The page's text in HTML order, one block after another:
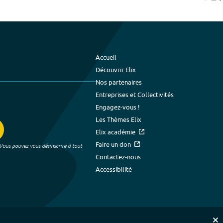
pouvez vous désinscrire à tout
Accueil
Découvrir Elix
Nos partenaires
Entreprises et Collectivités
Engagez-vous !
Les Thèmes Elix
Elix académie
Faire un don
Contactez-nous
Accessibilité